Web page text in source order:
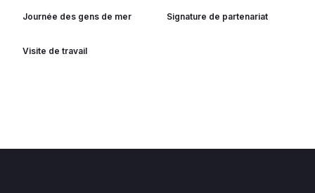
Journée des gens de mer Signature de partenariat
Visite de travail